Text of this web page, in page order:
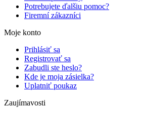
Potrebujete ďalšiu pomoc?
Firemní zákazníci
Moje konto
Prihlásiť sa
Registrovať sa
Zabudli ste heslo?
Kde je moja zásielka?
Uplatniť poukaz
Zaujímavosti